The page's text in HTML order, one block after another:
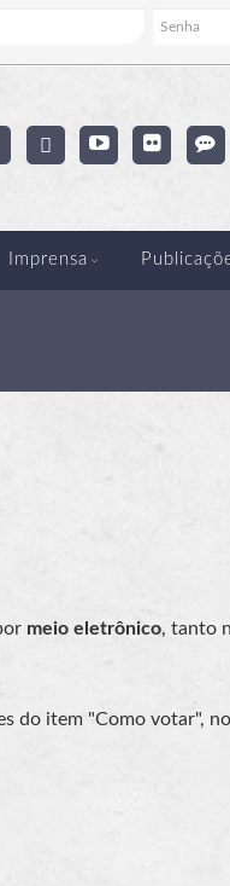
Imprensa
meio eletrônico, tanto
do item "Como votar", no